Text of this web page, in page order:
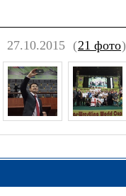
27.10.2015 (21 фото)